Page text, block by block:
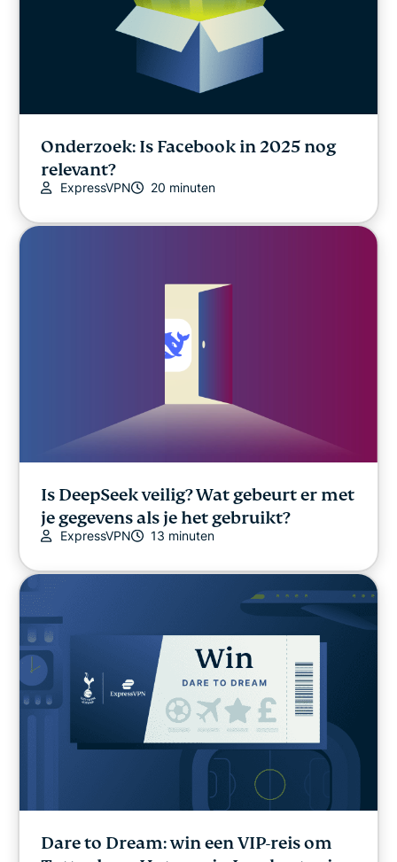
Onderzoek: Is Facebook in 2025 nog
relevant?
ExpressVPN 20 minuten
Is DeepSeek veilig? Wat gebeurt er met
je gegevens als je het gebruikt?
ExpressVPN 13 minuten
Dare to Dream: win een VIP-reis om